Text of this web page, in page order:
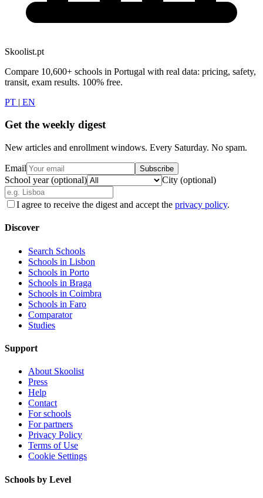
Skoolist.pt
Compare 10,600+ schools in Portugal with real data: pricing, safety,
transit, exam results. 100% free.
PT | EN
Get the weekly digest
New articles and enrollment windows. Every Saturday. No spam.
Email Subscribe
School year (optional) City (optional)
I agree to receive the digest and accept the privacy policy.
Discover
Search Schools
Schools in Lisbon
Schools in Porto
Schools in Braga
Schools in Coimbra
Schools in Faro
Comparator
Studies
Support
About Skoolist
Press
Help
Contact
For schools
For partners
Privacy Policy
Terms of Use
Cookie Settings
Schools by Level